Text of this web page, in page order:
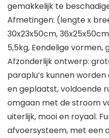
gemakkelijk te
Afmetingen: (lengte x
30x23x50cm,
5,5kg, Eendelige
Afzonderlijk ontwerp:
paraplu’s kunnen
en geplaatst, voldoende
omgaan met de stroom
uiterlijk, mooi en royaal.
afvoersysteem, met een